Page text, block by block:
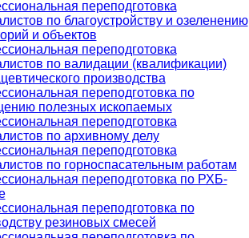
переподготовка
по благоустройству и озеленению
и объектов
переподготовка
по валидации (квалификации)
производства
переподготовка по
полезных ископаемых
переподготовка
по архивному делу
переподготовка
по горноспасательным работам
переподготовка по РХБ-
переподготовка по
резиновых смесей